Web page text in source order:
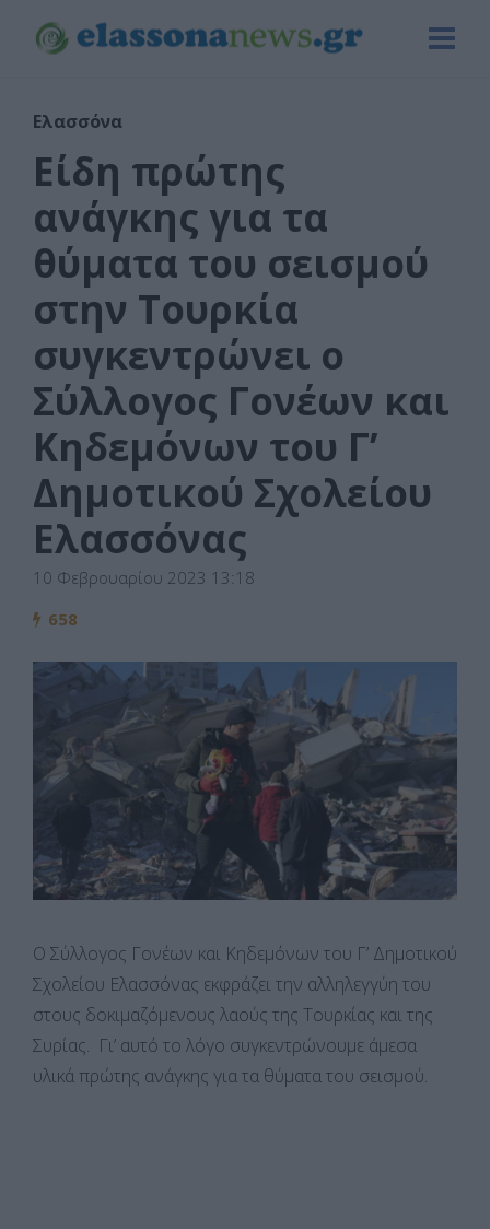
Ελασσόνα
Είδη πρώτης
ανάγκης για τα
θύματα του σεισμού
στην Τουρκία
συγκεντρώνει ο
Σύλλογος Γονέων και
Κηδεμόνων του Γ’
Δημοτικού Σχολείου
Ελασσόνας
10 Φεβρουαρίου 2023 13:18
658
Ο Σύλλογος Γονέων και Κηδεμόνων του Γ’ Δημοτικού
Σχολείου Ελασσόνας εκφράζει την αλληλεγγύη του
στους δοκιμαζόμενους λαούς της Τουρκίας και της
Συρίας. Γι’ αυτό το λόγο συγκεντρώνουμε άμεσα
υλικά πρώτης ανάγκης για τα θύματα του σεισμού.